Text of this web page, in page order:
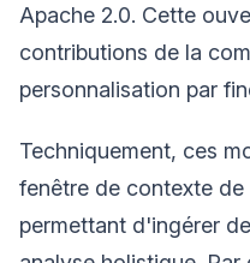
Apache 2.0. Cette
contributions de la
personnalisation par
Techniquement, ces
fenêtre de contexte
permettant d'ingérer